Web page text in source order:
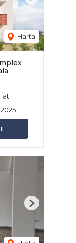
Harta
2025
Next